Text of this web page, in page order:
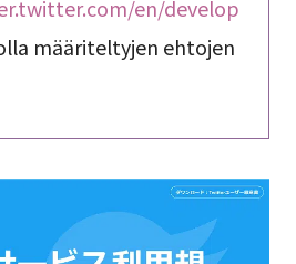
en/develop
määriteltyjen ehtojen